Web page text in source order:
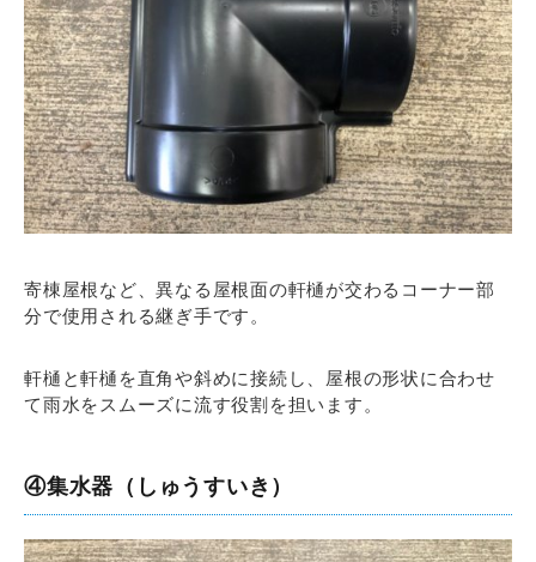
寄棟屋根など、異なる屋根面の軒樋が交わるコーナー部
分で使用される継ぎ手です。
軒樋と軒樋を直角や斜めに接続し、屋根の形状に合わせ
て雨水をスムーズに流す役割を担います。
④集水器（しゅうすいき）